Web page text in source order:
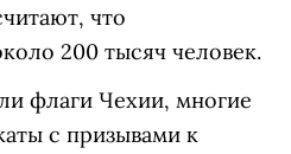
что
200 тысяч человек.
флаги Чехии, многие
с призывами к